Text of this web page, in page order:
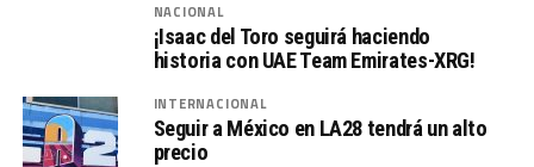
NACIONAL
¡Isaac del Toro seguirá haciendo
historia con UAE Team Emirates-XRG!
INTERNACIONAL
Seguir a México en LA28 tendrá un alto
precio